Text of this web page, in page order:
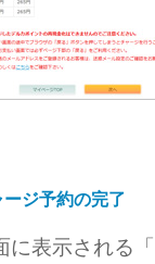
ージ予約の完了
に表示される「